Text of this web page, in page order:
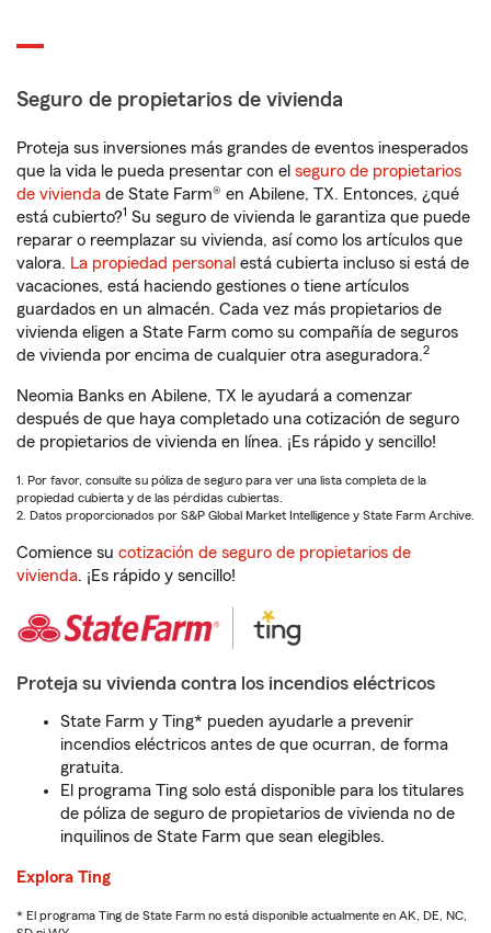
Seguro de propietarios de vivienda
Proteja sus inversiones más grandes de eventos inesperados
que la vida le pueda presentar con el seguro de propietarios
de vivienda de State Farm® en Abilene, TX. Entonces, ¿qué
está cubierto?1 Su seguro de vivienda le garantiza que puede
reparar o reemplazar su vivienda, así como los artículos que
valora. La propiedad personal está cubierta incluso si está de
vacaciones, está haciendo gestiones o tiene artículos
guardados en un almacén. Cada vez más propietarios de
vivienda eligen a State Farm como su compañía de seguros
de vivienda por encima de cualquier otra aseguradora.2
Neomia Banks en Abilene, TX le ayudará a comenzar
después de que haya completado una cotización de seguro
de propietarios de vivienda en línea. ¡Es rápido y sencillo!
1. Por favor, consulte su póliza de seguro para ver una lista completa de la
propiedad cubierta y de las pérdidas cubiertas.
2. Datos proporcionados por S&P Global Market Intelligence y State Farm Archive.
Comience su cotización de seguro de propietarios de
vivienda. ¡Es rápido y sencillo!
Proteja su vivienda contra los incendios eléctricos
State Farm y Ting* pueden ayudarle a prevenir
incendios eléctricos antes de que ocurran, de forma
gratuita.
El programa Ting solo está disponible para los titulares
de póliza de seguro de propietarios de vivienda no de
inquilinos de State Farm que sean elegibles.
Explora Ting
* El programa Ting de State Farm no está disponible actualmente en AK, DE, NC,